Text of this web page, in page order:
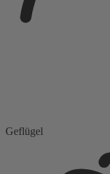
Geflügel